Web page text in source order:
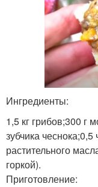
Ингредиенты:
1,5 кг грибов;300 г
зубчика
растительного
горкой).
Приготовление: